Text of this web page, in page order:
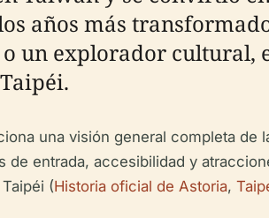
años más
o un explorador cultural,
una visión general completa
de entrada, accesibilidad y
(Historia oficial de Astoria,